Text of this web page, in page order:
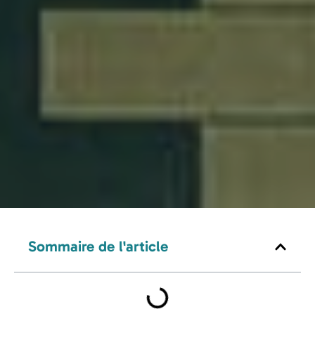
Sommaire de l'article